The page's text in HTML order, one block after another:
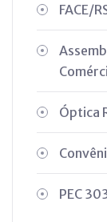
FACE/
Óptica
PEC